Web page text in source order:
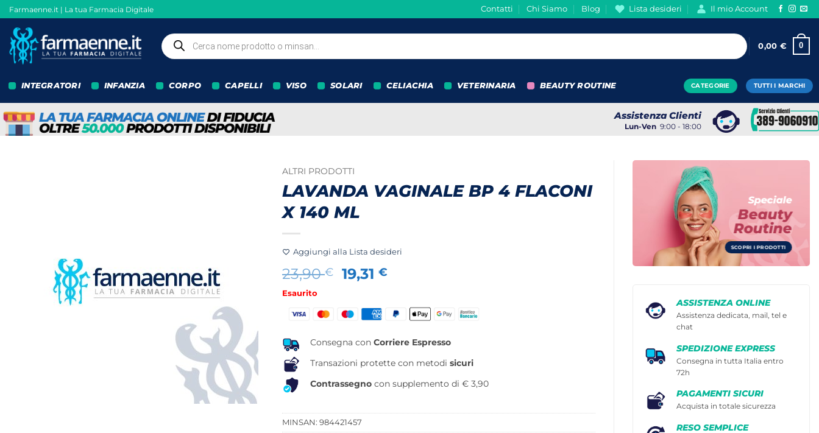
Salta
ai
contenuti
Farmaenne.it | La tua Farmacia Digitale Contatti Chi Siamo Blog Lista desideri Il mio Account
Ricerca
prodotti
0,00 € 0
INTEGRATORI INFANZIA CORPO CAPELLI VISO SOLARI CELIACHIA VETERINARIA BEAUTY ROUTINE CATEGORIE TUTTI I MARCHI
Assistenza Clienti
Lun-Ven 9:00 - 18:00
ALTRI PRODOTTI
LAVANDA VAGINALE BP 4 FLACONI
X 140 ML
Aggiungi alla Lista desideri
23,90€
Il
era:
19,31€
attuale
è:
Esaurito
Consegna con Corriere Espresso
Transazioni protette con metodi sicuri
Contrassegno con supplemento di € 3,90
MINSAN: 984421457
Speciale
Beauty
Routine
SCOPRI I PRODOTTI
ASSISTENZA ONLINE
Assistenza dedicata, mail, tel e
chat
SPEDIZIONE EXPRESS
Consegna in tutta Italia entro
72h
PAGAMENTI SICURI
Acquista in totale sicurezza
RESO SEMPLICE